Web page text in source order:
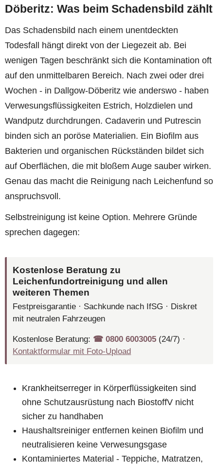
Döberitz: Was beim Schadensbild zählt
Das Schadensbild nach einem unentdeckten
Todesfall hängt direkt von der Liegezeit ab. Bei
wenigen Tagen beschränkt sich die Kontamination oft
auf den unmittelbaren Bereich. Nach zwei oder drei
Wochen - in Dallgow-Döberitz wie anderswo - haben
Verwesungsflüssigkeiten Estrich, Holzdielen und
Wandputz durchdrungen. Cadaverin und Putrescin
binden sich an poröse Materialien. Ein Biofilm aus
Bakterien und organischen Rückständen bildet sich
auf Oberflächen, die mit bloßem Auge sauber wirken.
Genau das macht die Reinigung nach Leichenfund so
anspruchsvoll.
Selbstreinigung ist keine Option. Mehrere Gründe
sprechen dagegen:
Kostenlose Beratung zu
Leichenfundortreinigung und allen
weiteren Themen
Festpreisgarantie · Sachkunde nach IfSG · Diskret
mit neutralen Fahrzeugen
Kostenlose Beratung: ☎︎ 0800 6003005 (24/7) ·
Kontaktformular mit Foto-Upload
Krankheitserreger in Körperflüssigkeiten sind
ohne Schutzausrüstung nach BiostoffV nicht
sicher zu handhaben
Haushaltsreiniger entfernen keinen Biofilm und
neutralisieren keine Verwesungsgase
Kontaminiertes Material - Teppiche, Matratzen,